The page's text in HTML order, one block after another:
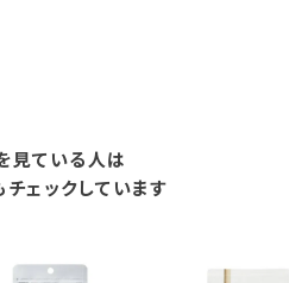
見ている人は
ェックしています